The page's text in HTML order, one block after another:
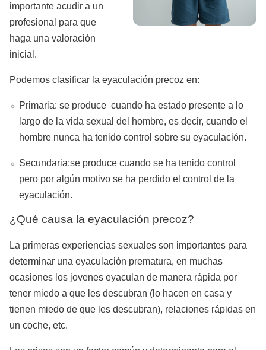
importante acudir a un
profesional para que
haga una valoración
inicial.
Podemos clasificar la eyaculación precoz en:
Primaria: se produce cuando ha estado presente a lo
largo de la vida sexual del hombre, es decir, cuando el
hombre nunca ha tenido control sobre su eyaculación.
Secundaria:se produce cuando se ha tenido control
pero por algún motivo se ha perdido el control de la
eyaculación.
¿Qué causa la eyaculación precoz?
La primeras experiencias sexuales son importantes para
determinar una eyaculación prematura, en muchas
ocasiones los jovenes eyaculan de manera rápida por
tener miedo a que les descubran (lo hacen en casa y
tienen miedo de que les descubran), relaciones rápidas en
un coche, etc.